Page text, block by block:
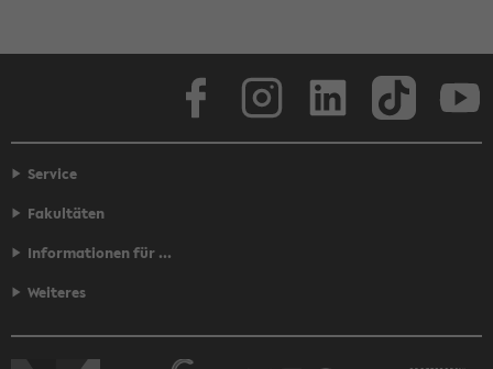
Face­book In­sta­gram
Service
Fakultäten
Informationen für ...
Weiteres